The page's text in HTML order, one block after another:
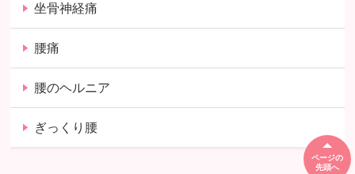
坐骨神経痛
腰痛
腰のヘルニア
ぎっくり腰
ページの
先頭へ